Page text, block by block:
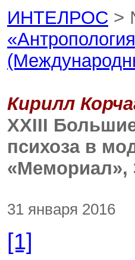
ИНТЕЛРОС >
Кирилл
XXIII
психоза в
«Мемориал»,
31 января 2016
[1]